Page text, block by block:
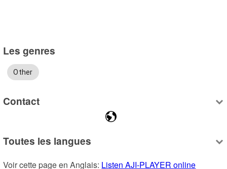
Les genres
Other
Contact
Toutes les langues
Voir cette page en Anglais: Listen AJI-PLAYER online